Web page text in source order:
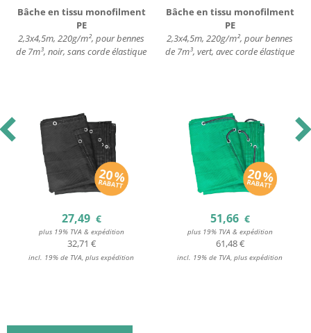
Bâche en tissu monofilment
PE
2,3x4,5m, 220g/m², pour bennes
de 7m³, noir, sans corde élastique
27,49 €
plus 19% TVA & expédition
32,71 €
incl. 19% de TVA, plus expédition
Bâche en tissu monofilment
PE
2,3x4,5m, 220g/m², pour bennes
de 7m³, vert, avec corde élastique
51,66 €
plus 19% TVA & expédition
61,48 €
incl. 19% de TVA, plus expédition